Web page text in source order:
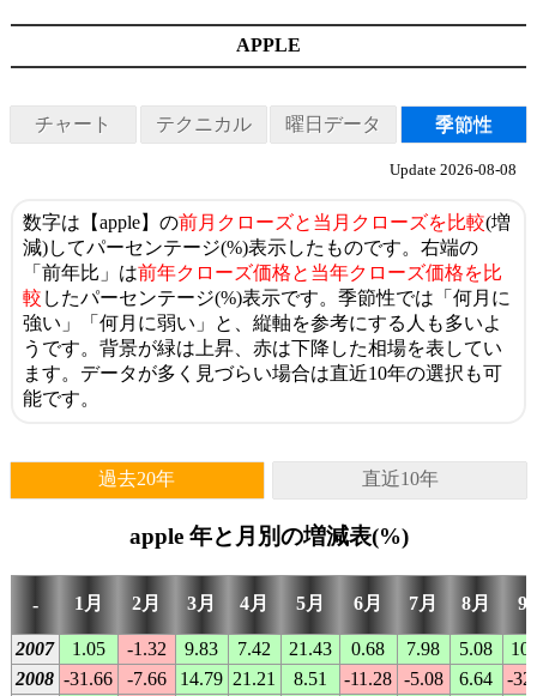
APPLE
チャート テクニカル 曜日データ 季節性
Update 2026-08-08
数字は【apple】の前月クローズと当月クローズを比較(増
減)してパーセンテージ(%)表示したものです。右端の
「前年比」は前年クローズ価格と当年クローズ価格を比
較 したパーセンテージ(%)表示です。季節性では「何月に
強い」「何月に弱い」と、縦軸を参考にする人も多いよ
うです。背景が緑は上昇、赤は下降した相場を表してい
ます。データが多く見づらい場合は直近10年の選択も可
能です。
過去20年 直近10年
apple 年と月別の増減表(%)
- 1月 2月 3月 4月 5月 6月 7月 8月 9
2007 1.05 -1.32 9.83 7.42 21.43 0.68 7.98 5.08
2008 -31.66 -7.66 14.79 21.21 8.51 -11.28 -5.08 6.64
-